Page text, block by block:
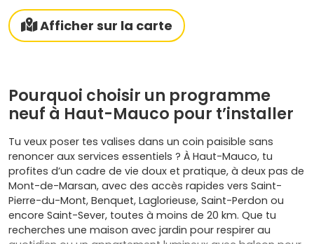
Afficher sur la carte
Pourquoi choisir un programme
neuf à Haut-Mauco pour t’installer
Tu veux poser tes valises dans un coin paisible sans
renoncer aux services essentiels ? À Haut-Mauco, tu
profites d’un cadre de vie doux et pratique, à deux pas de
Mont-de-Marsan, avec des accès rapides vers Saint-
Pierre-du-Mont, Benquet, Laglorieuse, Saint-Perdon ou
encore Saint-Sever, toutes à moins de 20 km. Que tu
recherches une maison avec jardin pour respirer au